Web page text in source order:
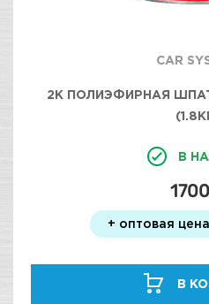
CAR
2К ПОЛИЭФИРНАЯ
В
+ оптовая
В